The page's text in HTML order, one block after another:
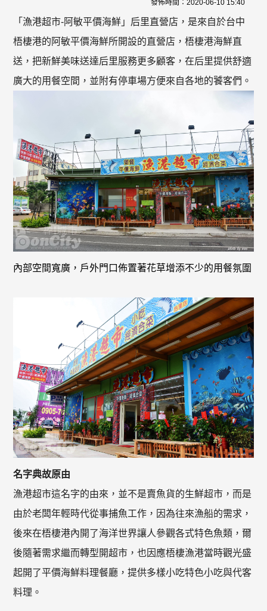
發佈時間： 2020-06-10 15:40
「漁港超市-阿敏平價海鮮」后里直營店，是來自於台中
梧棲港的阿敏平價海鮮所開設的直營店，梧棲港海鮮直
送，把新鮮美味送達后里服務更多顧客，在后里提供舒適
廣大的用餐空間，並附有停車場方便來自各地的饕客們。
內部空間寬廣，戶外門口佈置著花草增添不少的用餐氛圍
名字典故原由
漁港超市這名字的由來，並不是賣魚貨的生鮮超市，而是
由於老闆年輕時代從事捕魚工作，因為往來漁船的需求，
後來在梧棲港內開了海洋世界讓人參觀各式特色魚類，爾
後隨著需求繼而轉型開超市，也因應梧棲漁港當時觀光盛
起開了平價海鮮料理餐廳，提供多樣小吃特色小吃與代客
料理。